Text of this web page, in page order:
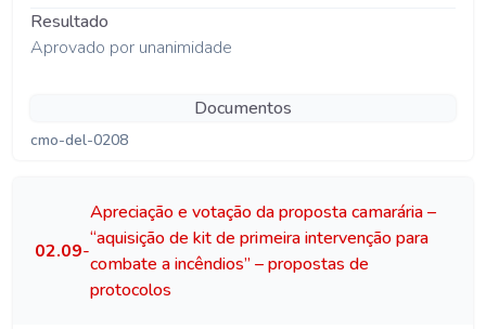
Resultado
Aprovado por unanimidade
Documentos
cmo-del-0208
02.09-
Apreciação e votação da proposta camarária –
“aquisição de kit de primeira intervenção para
combate a incêndios” – propostas de
protocolos